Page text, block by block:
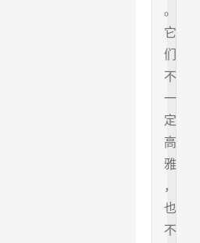
。
它
们
不
一
定
高
雅
，
也
不